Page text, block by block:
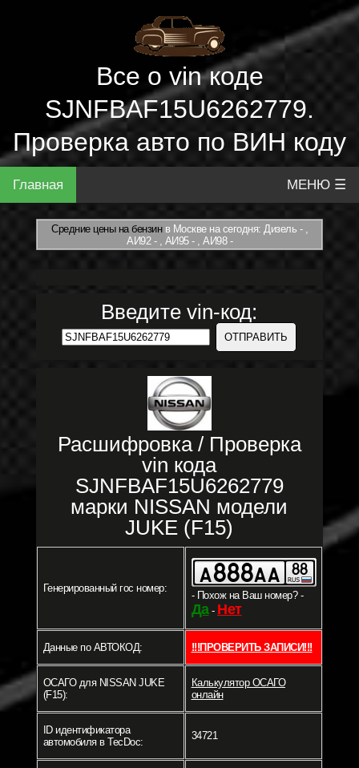
Все о vin коде
SJNFBAF15U6262779.
Проверка авто по ВИН коду
Главная МЕНЮ ☰
Средние цены на бензинв Москве на сегодня: Дизель - ,
АИ92 - , АИ95 - , АИ98 -
Введите vin-код:
Расшифровка / Проверка
vin кода
SJNFBAF15U6262779
марки NISSAN модели
JUKE (F15)
Генерированный гос номер:
- Похож на Ваш номер? -
Да- Нет
Данные по АВТОКОД: !!!ПРОВЕРИТЬ ЗАПИСИ!!!
ОСАГО для NISSAN JUKE
(F15):
Калькулятор ОСАГО
онлайн
ID идентификатора
автомобиля в TecDoc:
34721